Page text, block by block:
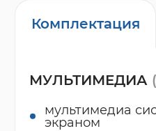
Комплектация
МУЛЬТИМЕДИА
мультимедиа
экраном